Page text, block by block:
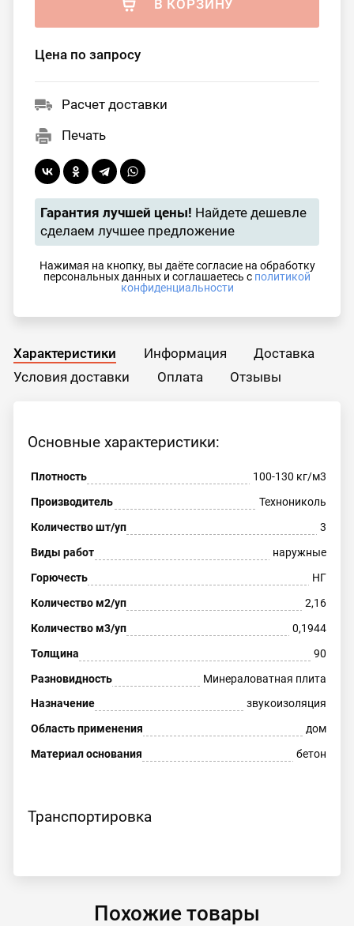
В КОРЗИНУ
Цена по запросу
Расчет доставки
Печать
Гарантия лучшей цены! Найдете дешевле
сделаем лучшее предложение
Нажимая на кнопку, вы даёте согласие на обработку
персональных данных и соглашаетесь с политикой
конфиденциальности
Характеристики Информация
Доставка
Условия доставки
Оплата Отзывы
Основные характеристики:
Плотность
100-130 кг/м3
Производитель
Технониколь
Количество шт/уп
3
Виды работ
наружные
Горючесть
НГ
Количество м2/уп
2,16
Количество м3/уп
0,1944
Толщина
90
Разновидность
Минераловатная плита
Назначение
звукоизоляция
Область применения
дом
Материал основания
бетон
Транспортировка
Похожие товары